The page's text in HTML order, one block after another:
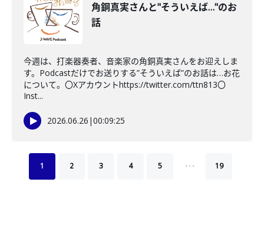
角銅真実さんと"そういえば…"のお
話
今週は、打楽器奏者、音楽家の角銅真実さんをお迎えしま
す。Podcastだけでお送りする”そういえば”のお話は…お花
について。〇Xアカウントhttps://twitter.com/ttn813〇
Inst...
2026.06.26 |00:09:25
1 2 3 4 5 … 19